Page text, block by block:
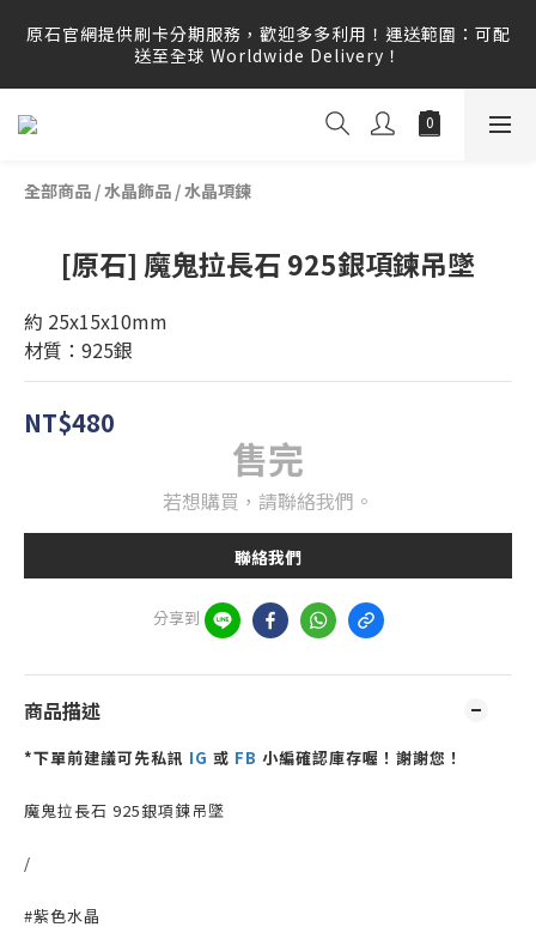
原石官網提供刷卡分期服務，歡迎多多利用！運送範圍：可配
送至全球 Worldwide Delivery！
原石官網提供刷卡分期服務，歡迎多多利用！運送範圍：可配
送至全球 Worldwide Delivery！
原石官網不會主動寄信要求顧客提供任何訂單資訊、補運費差
額或付款，請勿點選任何不明連結，若有任何疑慮可撥打165
全部商品 /水晶飾品 /水晶項鍊
[原石] 魔鬼拉長石 925銀項鍊吊墜
約 25x15x10mm
材質：925銀
NT$480
售完
若想購買，請聯絡我們。
聯絡我們
分享到
商品描述
*下單前建議可先私訊 IG 或 FB 小編確認庫存喔！謝謝您！
魔鬼拉長石 925銀項鍊吊墜
/
#紫色水晶